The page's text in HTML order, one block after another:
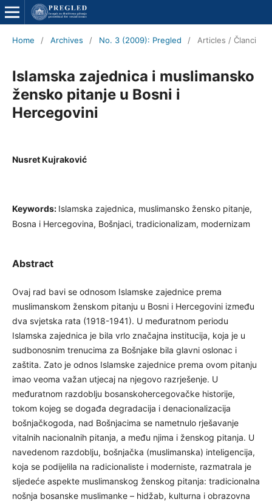
Home / Archives No. 3 (2009): Pregled / Articles / Članci
Islamska zajednica i muslimansko
žensko pitanje u Bosni i
Hercegovini
Nusret Kujraković
Keywords: Islamska zajednica, muslimansko žensko pitanje,
Bosna i Hercegovina, Bošnjaci, tradicionalizam, modernizam
Abstract
Ovaj rad bavi se odnosom Islamske zajednice prema
muslimanskom ženskom pitanju u Bosni i Hercegovini
između dva svjetska rata (1918-1941). U međuratnom
periodu Islamska zajednica je bila vrlo značajna institucija,
koja je u sudbonosnim trenucima za Bošnjake bila glavni
oslonac i zaštita. Zato je odnos Islamske zajednice prema
ovom pitanju imao veoma važan utjecaj na njegovo
razrješenje. U međuratnom razdoblju
bosanskohercegovačke historije, tokom kojeg se događa
degradacija i denacionalizacija bošnjačkogoda, nad
Bošnjacima se nametnulo rješavanje vitalnih nacionalnih
pitanja, a među njima i ženskog pitanja. U navedenom
razdoblju, bošnjačka (muslimanska) inteligencija, koja se
podijelila na radicionaliste i moderniste, razmatrala je
sljedeće aspekte muslimanskog ženskog pitanja: